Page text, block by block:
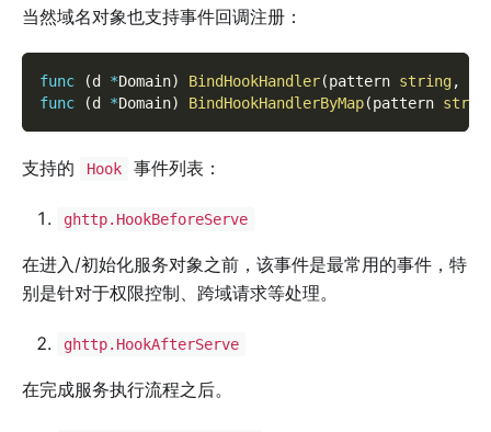
当然域名对象也支持事件回调注册：
func (d *Domain) BindHookHandler(pattern string,
func
(d *Domain) BindHookHandlerByMap(pattern
支持的 Hook 事件列表：
ghttp.HookBeforeServe
在进入/初始化服务对象之前，该事件是最常用的事件，特
别是针对于权限控制、跨域请求等处理。
ghttp.HookAfterServe
在完成服务执行流程之后。